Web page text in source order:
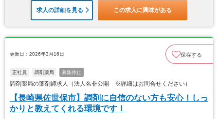
求人の詳細を見る この求人に興味がある
更新日：2026年3月16日 保存する
正社員 調剤薬局 募集停止
調剤薬局の薬剤師求人（法人名非公開 ※詳細はお問合せください）
【長崎県佐世保市】調剤に自信のない方も安心！しっ
かりと教えてくれる環境です！